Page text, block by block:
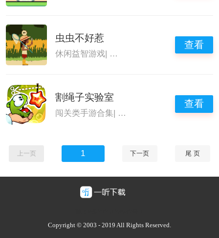
虫虫不好惹
休闲益智游戏 卡牌策略类游戏 可以抓宠物
查看
割绳子实验室
闯关类手游合集| 休闲益智游戏 画风治愈的
查看
上一页 1 下一页 尾 页
Copyright © 2003 - 2019 All Rights Reserved.